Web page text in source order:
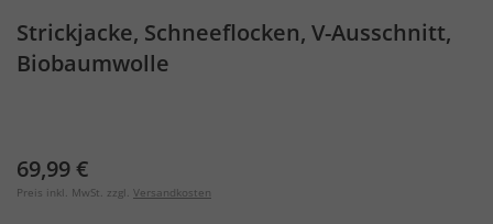
Strickjacke, Schneeflocken, V-Ausschnitt,
Biobaumwolle
69,99 €
Preis inkl. MwSt. zzgl. Versandkosten